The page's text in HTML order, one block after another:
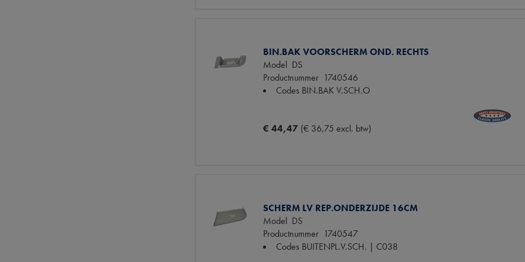
BIN.BAK VOORSCHERM OND. RECHTS
Model DS
Productnummer 1740546
Codes BIN.BAK V.SCH.O
€ 44,47 (€ 36,75 excl. btw)
SCHERM LV REP.ONDERZIJDE 16CM
Model DS
Productnummer 1740547
Codes BUITENPL.V.SCH. | C038